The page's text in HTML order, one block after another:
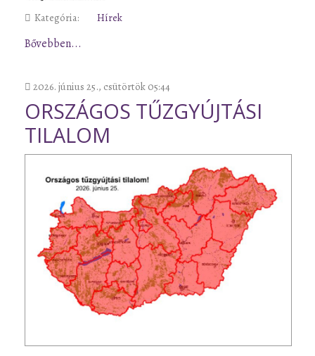
Kategória: Hírek
Bővebben...
2026. június 25., csütörtök 05:44
ORSZÁGOS TŰZGYÚJTÁSI
TILALOM